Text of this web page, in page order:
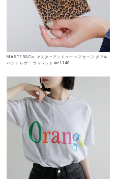
MASTER&Co. マスターアンドコー ヘアカーフ ダブル
バット レザー ウォレット mc1140